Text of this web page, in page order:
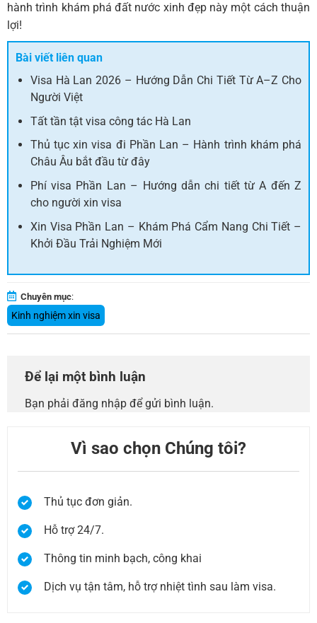
hành trình khám phá đất nước xinh đẹp này một cách thuận
lợi!
Bài viết liên quan
Visa Hà Lan 2026 – Hướng Dẫn Chi Tiết Từ A–Z Cho
Người Việt
Tất tần tật visa công tác Hà Lan
Thủ tục xin visa đi Phần Lan – Hành trình khám phá
Châu Âu bắt đầu từ đây
Phí visa Phần Lan – Hướng dẫn chi tiết từ A đến Z
cho người xin visa
Xin Visa Phần Lan – Khám Phá Cẩm Nang Chi Tiết –
Khởi Đầu Trải Nghiệm Mới
Chuyên mục:
Kinh nghiệm xin visa
Để lại một bình luận
Bạn phải đăng nhập để gửi bình luận.
Vì sao chọn Chúng tôi?
Thủ tục đơn giản.
Hỗ trợ 24/7.
Thông tin minh bạch, công khai
Dịch vụ tận tâm, hỗ trợ nhiệt tình sau làm visa.